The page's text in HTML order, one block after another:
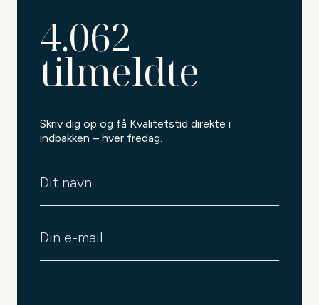
4.062
tilmeldte
Skriv dig op og få Kvalitetstid direkte i
indbakken – hver fredag.